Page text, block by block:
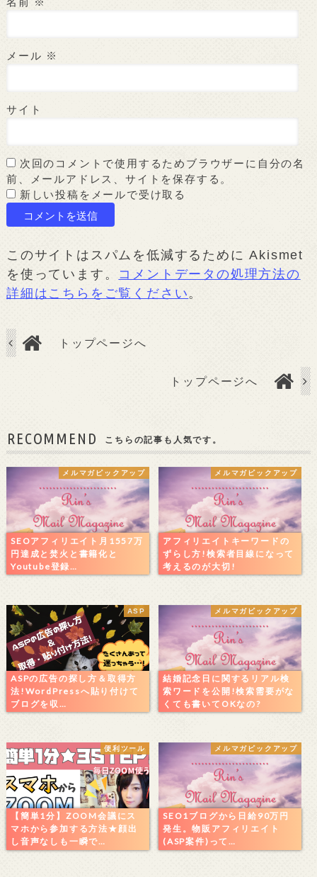
メール ※
サイト
次回のコメントで使用するためブラウザーに自分の名
前、メールアドレス、サイトを保存する。
新しい投稿をメールで受け取る
このサイトはスパムを低減するために Akismet
を使っています。 コメントデータの処理方法の
詳細はこちらをご覧ください 。
トップページへ
トップページへ
RECOMMEND こちらの記事も人気です。
メルマガピックアップ
SEOアフィリエイト月1557万
円達成と焚火と書籍化と
Youtube登録…
メルマガピックアップ
アフィリエイトキーワードの
ずらし方!検索者目線になって
考えるのが大切!
ASP
ASPの広告の探し方＆取得方
法!WordPressへ貼り付けて
ブログを収…
メルマガピックアップ
結婚記念日に関するリアル検
索ワードを公開!検索需要がな
くても書いてOKなの?
便利ツール
【簡単1分】ZOOM会議にス
マホから参加する方法★顔出
し音声なしも一瞬で…
メルマガピックアップ
SEO1ブログから日給90万円
発生。物販アフィリエイト
(ASP案件)って…